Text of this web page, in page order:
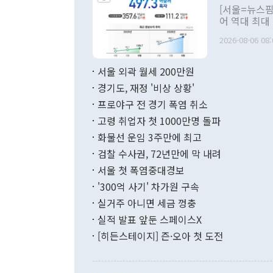
관의 대북
관 부처 장
관의 무리한
다. [정동영 통일부 장관이 지난달 23일 오후 서울 종로구 정부서울청사에
무너졌다고
함께 4자 대
"우리의 선
관은 업무
[서울=뉴스
어 역대 최
료=한국은행] 한국은행이 6일 발표한 '2026년 6월 국제수지(잠정)'
며 월간 기
196.9% 급
수출은
기록했지만
로 전환됐다.
는 배당수입
2026-08-06
서울 외곽 월세 200만원
경기도, 재정 '비상 상황'
프로야구 전 경기 폭염 취소
고령 취업자 첫 1000만명 돌파
화물선 운임 3주만에 최고
검찰 수사권, 72년만에 막 내려
서울 첫 폭염중대경보
'300억 사기' 차가원 구속
실거주 아니면 세금 껑충
실적 발표 앞둔 스페이스X
[히든스테이지] 즌·오아 첫 도전